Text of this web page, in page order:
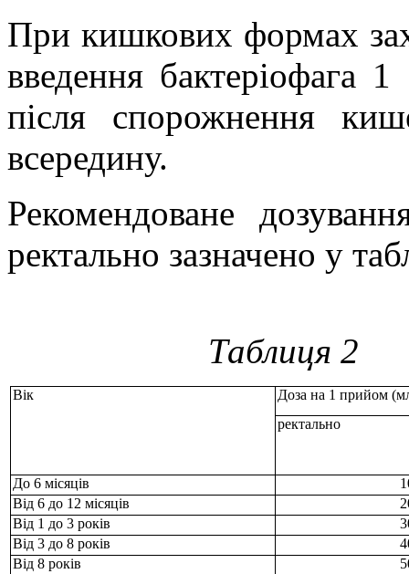
При кишкових формах
введення бактеріофага 1
після спорожнення
всередину.
Рекомендоване
ректально зазначено у
Таблиця 2
Вік
Доза на 1 прийом
ректально
До 6 місяців
Від 6 до 12 місяців
Від 1 до 3 років
Від 3 до 8 років
Від 8 років